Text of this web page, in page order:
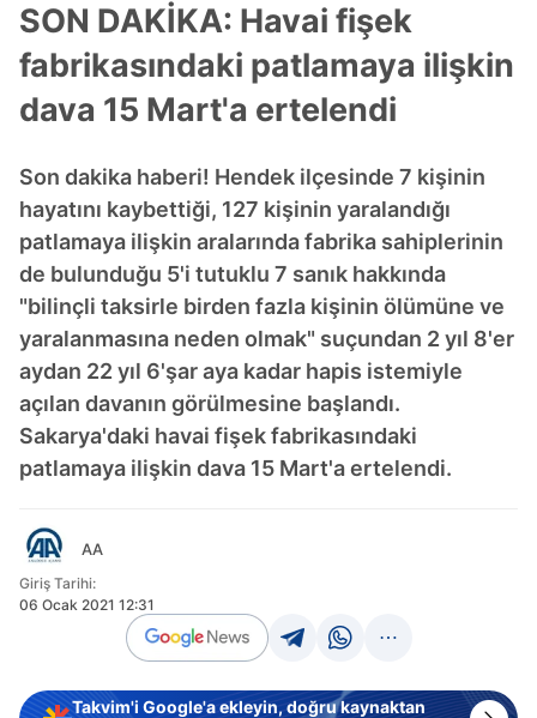
SON DAKİKA: Havai fişek
fabrikasındaki patlamaya ilişkin
dava 15 Mart'a ertelendi
Son dakika haberi! Hendek ilçesinde 7 kişinin
hayatını kaybettiği, 127 kişinin yaralandığı
patlamaya ilişkin aralarında fabrika sahiplerinin
de bulunduğu 5'i tutuklu 7 sanık hakkında
"bilinçli taksirle birden fazla kişinin ölümüne ve
yaralanmasına neden olmak" suçundan 2 yıl 8'er
aydan 22 yıl 6'şar aya kadar hapis istemiyle
açılan davanın görülmesine başlandı.
Sakarya'daki havai fişek fabrikasındaki
patlamaya ilişkin dava 15 Mart'a ertelendi.
AA
Giriş Tarihi:
06 Ocak 2021 12:31
Takvim'i Google'a ekleyin, doğru kaynaktan